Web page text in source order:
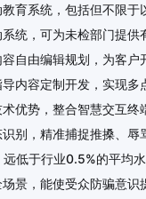
育系统，包括但不限于
系统，可为未检部门提供
容自由编辑规划，为客户
导内容定制开发，实现多
术优势，整合智慧交互终
识别，精准捕捉推搡、
远低于行业0.5%的平均
场景，能使受众防骗意识